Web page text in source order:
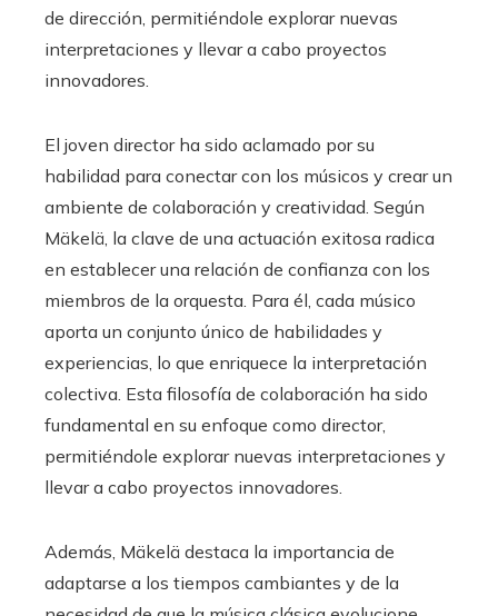
de dirección, permitiéndole explorar nuevas
interpretaciones y llevar a cabo proyectos
innovadores.
El joven director ha sido aclamado por su
habilidad para conectar con los músicos y crear un
ambiente de colaboración y creatividad. Según
Mäkelä, la clave de una actuación exitosa radica
en establecer una relación de confianza con los
miembros de la orquesta. Para él, cada músico
aporta un conjunto único de habilidades y
experiencias, lo que enriquece la interpretación
colectiva. Esta filosofía de colaboración ha sido
fundamental en su enfoque como director,
permitiéndole explorar nuevas interpretaciones y
llevar a cabo proyectos innovadores.
Además, Mäkelä destaca la importancia de
adaptarse a los tiempos cambiantes y de la